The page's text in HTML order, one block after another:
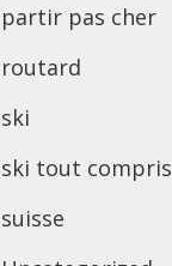
partir pas cher
routard
ski
ski tout compris
suisse